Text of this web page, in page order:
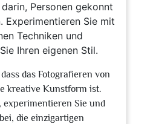
Personen gekonnt
Experimentieren Sie mit
Techniken und
Ihren eigenen Stil.
das Fotografieren von
kreative Kunstform ist.
experimentieren Sie und
die einzigartigen